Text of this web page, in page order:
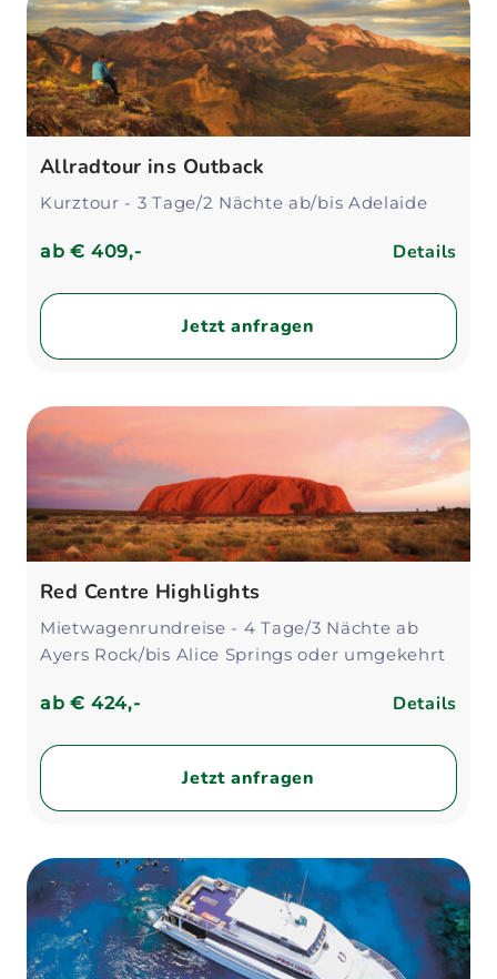
Allradtour ins Outback
Kurztour - 3 Tage/2 Nächte ab/bis Adelaide
ab€ 409,- Details
Jetzt anfragen
Red Centre Highlights
Mietwagenrundreise - 4 Tage/3 Nächte ab
Ayers Rock/bis Alice Springs oder umgekehrt
ab€ 424,- Details
Jetzt anfragen